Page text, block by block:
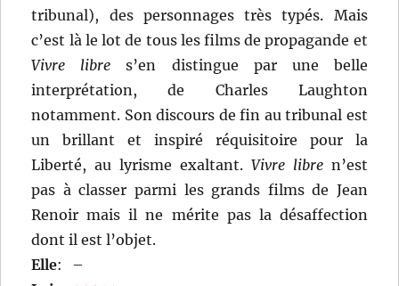
tribunal), des personnages très typés. Mais
c’est là le lot de tous les films de propagande et
Vivre libre s’en distingue par une belle
interprétation, de Charles Laughton
notamment. Son discours de fin au tribunal est
un brillant et inspiré réquisitoire pour la
Liberté, au lyrisme exaltant. Vivre libren’est
pas à classer parmi les grands films de Jean
Renoir mais il ne mérite pas la désaffection
dont il est l’objet.
Elle:
–